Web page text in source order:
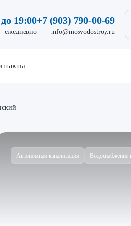
19:00
ежедневно
+7 (903) 790-00-69
info@mosvodostroy.ru
Автономная канализация Водоснабжение